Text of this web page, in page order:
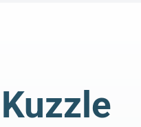
Kuzzle